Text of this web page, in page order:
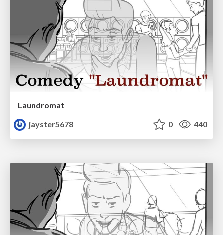
Laundromat
jayster5678
0 440